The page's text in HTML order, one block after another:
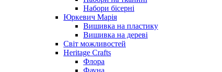
Набори бісерні
Юркевич Марія
Вишивка на пластику
Вишивка на дереві
Світ можливостей
Heritage Crafts
Флора
Фауна